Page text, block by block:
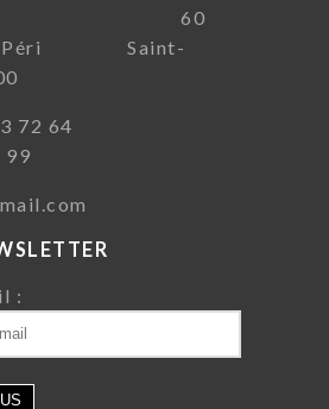
60
Péri Saint-
42 43 72 64
99
: